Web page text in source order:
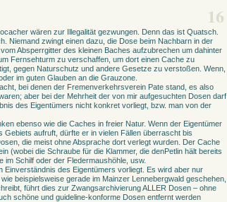
16
wären zur Illegalität gezwungen. Denn das ist Quatsch.
Niemand zwingt einen dazu, die Dose beim Nachbarn in der
Absperrgitter des kleinen Baches aufzubrechen um dahinter
Fernsehturm zu verschaffen, um dort einen Cache zu
gegen Naturschutz und andere Gesetze zu verstoßen. Wenn,
im guten Glauben an die Grauzone.
bei denen der Fremenverkehrsverein Pate stand, es also
aber bei der Mehrheit der von mir aufgesuchten Dosen darf
des Eigentümers nicht konkret vorliegt, bzw. man von der
ebenso wie die Caches in freier Natur. Wenn der Eigentümer
aufruft, dürfte er in vielen Fällen überrascht bis
die meist ohne Absprache dort verlegt wurden. Der Cache
(wobei die Schraube für die Klammer, die denPetlin hält bereits
Schilf oder der Fledermaushöhle, usw.
Einverständnis des Eigentümers vorliegt. Es wird aber nur
beispielsweise gerade im Mainzer Lennebergwald geschehen,
führt dies zur Zwangsarchivierung ALLER Dosen – ohne
schöne und guideline-konforme Dosen entfernt werden